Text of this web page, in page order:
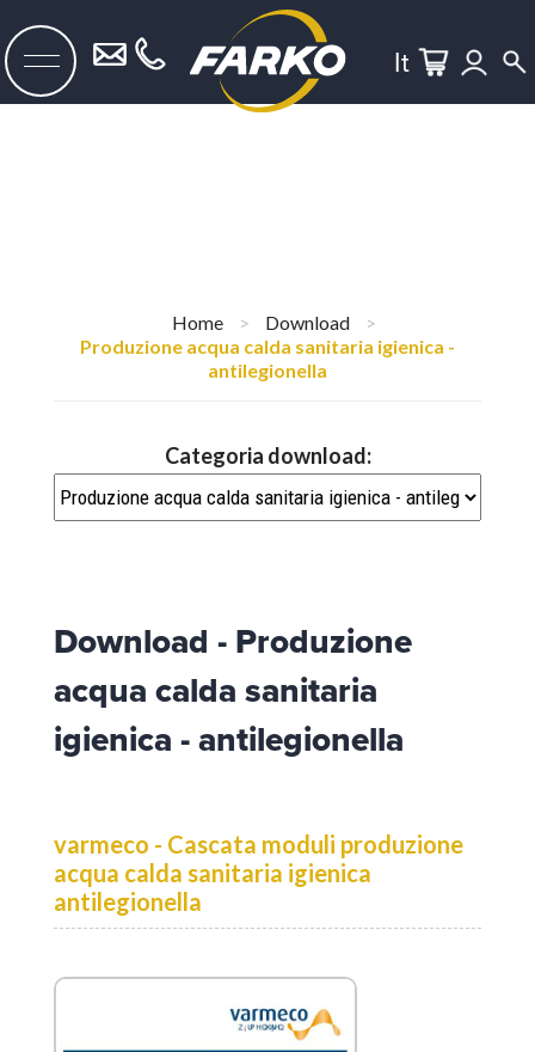
It
Home > Download
>
Produzione acqua calda sanitaria igienica -
antilegionella
Categoria download:
Download - Produzione
acqua calda sanitaria
igienica - antilegionella
varmeco - Cascata moduli produzione
acqua calda sanitaria igienica
antilegionella